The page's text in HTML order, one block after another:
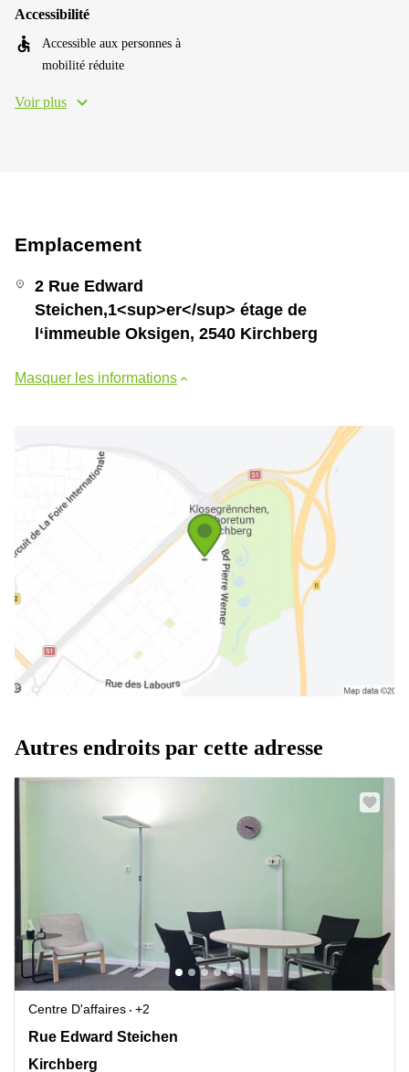
Accessibilité
Accessible aux personnes à
mobilité réduite
Voir plus
Emplacement
2 Rue Edward
Steichen,1<sup>er</sup> étage de
l‘immeuble Oksigen, 2540 Kirchberg
Masquer les informations
Autres endroits par cette adresse
Centre D'affaires
+2
2 Rue Edward Steichen,1<sup>er</sup> étage de
Rue Edward Steichen
Kirchberg